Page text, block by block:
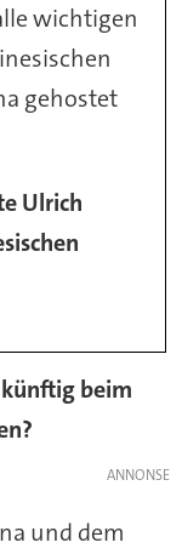
wichtigen
gehostet
Ulrich
beim
und dem